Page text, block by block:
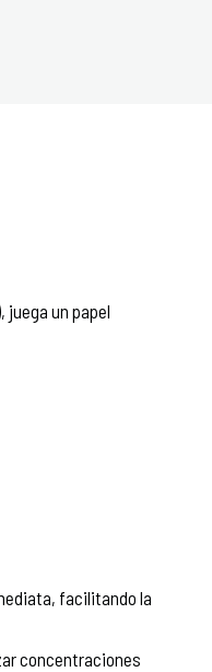
un papel
facilitando la
concentraciones